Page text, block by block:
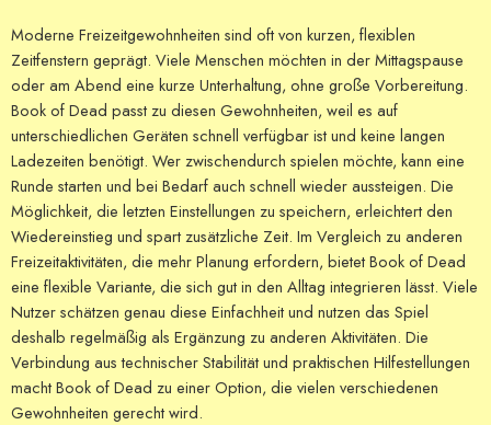
Moderne Freizeitgewohnheiten sind oft von kurzen, flexiblen
Zeitfenstern geprägt. Viele Menschen möchten in der Mittagspause
oder am Abend eine kurze Unterhaltung, ohne große Vorbereitung.
Book of Dead passt zu diesen Gewohnheiten, weil es auf
unterschiedlichen Geräten schnell verfügbar ist und keine langen
Ladezeiten benötigt. Wer zwischendurch spielen möchte, kann eine
Runde starten und bei Bedarf auch schnell wieder aussteigen. Die
Möglichkeit, die letzten Einstellungen zu speichern, erleichtert den
Wiedereinstieg und spart zusätzliche Zeit. Im Vergleich zu anderen
Freizeitaktivitäten, die mehr Planung erfordern, bietet Book of Dead
eine flexible Variante, die sich gut in den Alltag integrieren lässt. Viele
Nutzer schätzen genau diese Einfachheit und nutzen das Spiel
deshalb regelmäßig als Ergänzung zu anderen Aktivitäten. Die
Verbindung aus technischer Stabilität und praktischen Hilfestellungen
macht Book of Dead zu einer Option, die vielen verschiedenen
Gewohnheiten gerecht wird.